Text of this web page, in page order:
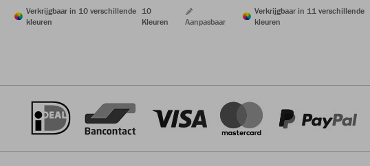
Verkrijgbaar in 10 verschillende
kleuren
10
Kleuren
Aanpasbaar
Verkrijgbaar in 11 verschillende
kleuren